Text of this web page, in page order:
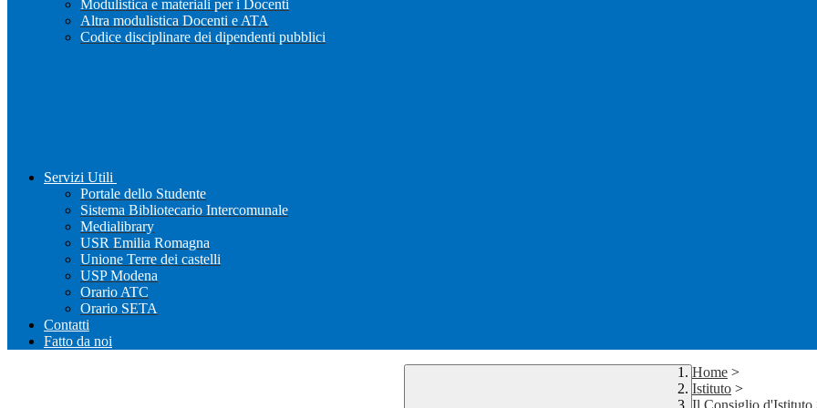
Modulistica e materiali per i Docenti
Altra modulistica Docenti e ATA
Codice disciplinare dei dipendenti pubblici
Servizi Utili
Portale dello Studente
Sistema Bibliotecario Intercomunale
Medialibrary
USR Emilia Romagna
Unione Terre dei castelli
USP Modena
Orario ATC
Orario SETA
Contatti
Fatto da noi
Home >
Istituto >